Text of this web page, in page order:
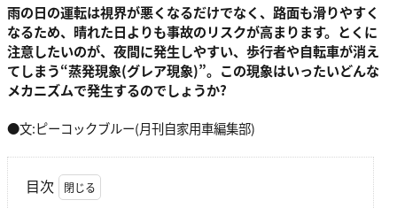
雨の日の運転は視界が悪くなるだけでなく、路面も滑りやすく
なるため、晴れた日よりも事故のリスクが高まります。とくに
注意したいのが、夜間に発生しやすい、歩行者や自転車が消え
てしまう“蒸発現象(グレア現象)”。この現象はいったいどんな
メカニズムで発生するのでしょうか?
●文:ピーコックブルー(月刊自家用車編集部)
目次